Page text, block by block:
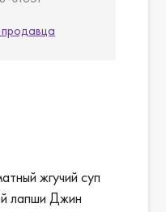
жгучий суп
лапши Джин